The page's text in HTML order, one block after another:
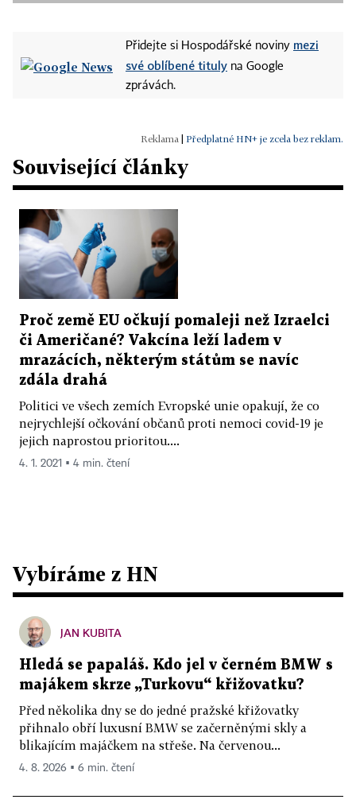
Přidejte si Hospodářské noviny mezi
své oblíbené tituly na Google
zprávách.
Předplatné HN+ je zcela bez reklam.
Související články
Proč země EU očkují pomaleji než Izraelci
či Američané? Vakcína leží ladem v
mrazácích, některým státům se navíc
zdála drahá
Politici ve všech zemích Evropské unie opakují, že co
nejrychlejší očkování občanů proti nemoci covid-19 je
jejich naprostou prioritou....
4. 1. 2021 ▪ 4 min. čtení
Vybíráme z HN
JAN KUBITA
Hledá se papaláš. Kdo jel v černém BMW s
majákem skrze „Turkovu“ křižovatku?
Před několika dny se do jedné pražské křižovatky
přihnalo obří luxusní BMW se začerněnými skly a
blikajícím majáčkem na střeše. Na červenou...
4. 8. 2026 ▪ 6 min. čtení